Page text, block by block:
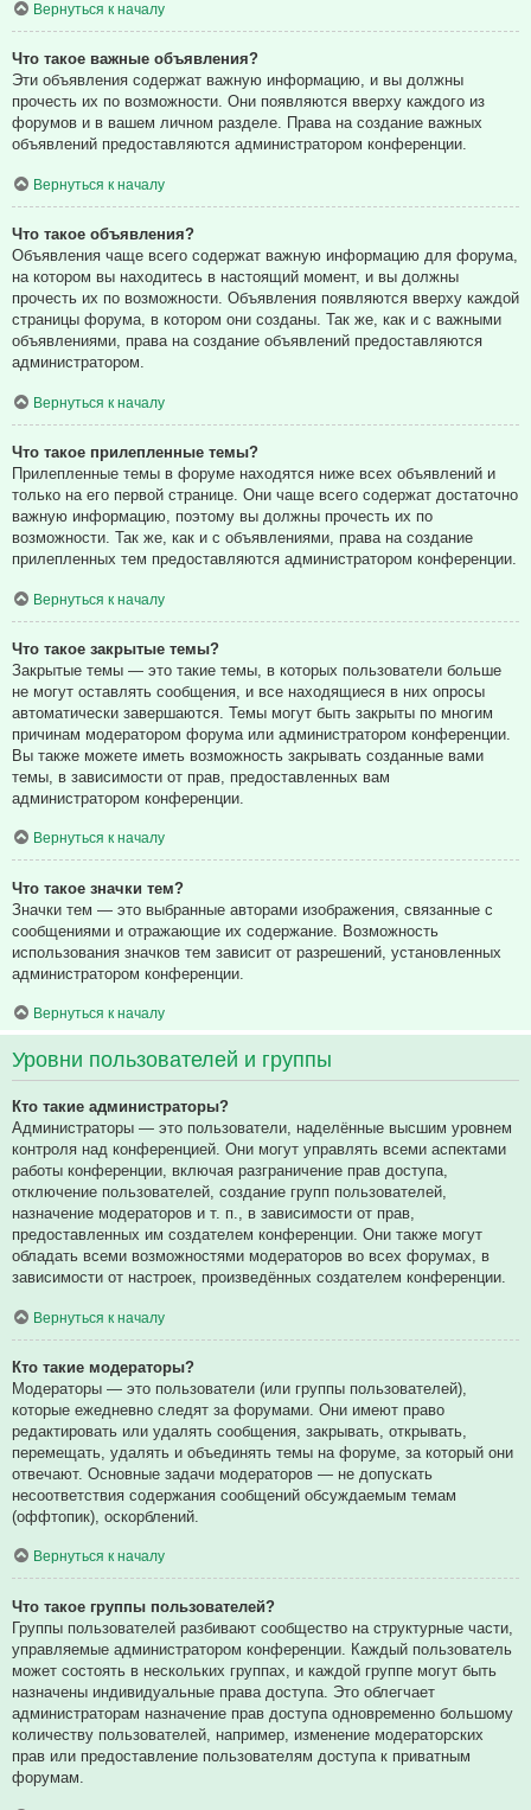
Вернуться к началу
Что такое важные объявления?
Эти объявления содержат важную информацию, и вы должны
прочесть их по возможности. Они появляются вверху каждого из
форумов и в вашем личном разделе. Права на создание важных
объявлений предоставляются администратором конференции.
Вернуться к началу
Что такое объявления?
Объявления чаще всего содержат важную информацию для форума,
на котором вы находитесь в настоящий момент, и вы должны
прочесть их по возможности. Объявления появляются вверху каждой
страницы форума, в котором они созданы. Так же, как и с важными
объявлениями, права на создание объявлений предоставляются
администратором.
Вернуться к началу
Что такое прилепленные темы?
Прилепленные темы в форуме находятся ниже всех объявлений и
только на его первой странице. Они чаще всего содержат достаточно
важную информацию, поэтому вы должны прочесть их по
возможности. Так же, как и с объявлениями, права на создание
прилепленных тем предоставляются администратором конференции.
Вернуться к началу
Что такое закрытые темы?
Закрытые темы — это такие темы, в которых пользователи больше
не могут оставлять сообщения, и все находящиеся в них опросы
автоматически завершаются. Темы могут быть закрыты по многим
причинам модератором форума или администратором конференции.
Вы также можете иметь возможность закрывать созданные вами
темы, в зависимости от прав, предоставленных вам
администратором конференции.
Вернуться к началу
Что такое значки тем?
Значки тем — это выбранные авторами изображения, связанные с
сообщениями и отражающие их содержание. Возможность
использования значков тем зависит от разрешений, установленных
администратором конференции.
Вернуться к началу
Уровни пользователей и группы
Кто такие администраторы?
Администраторы — это пользователи, наделённые высшим уровнем
контроля над конференцией. Они могут управлять всеми аспектами
работы конференции, включая разграничение прав доступа,
отключение пользователей, создание групп пользователей,
назначение модераторов и т. п., в зависимости от прав,
предоставленных им создателем конференции. Они также могут
обладать всеми возможностями модераторов во всех форумах, в
зависимости от настроек, произведённых создателем конференции.
Вернуться к началу
Кто такие модераторы?
Модераторы — это пользователи (или группы пользователей),
которые ежедневно следят за форумами. Они имеют право
редактировать или удалять сообщения, закрывать, открывать,
перемещать, удалять и объединять темы на форуме, за который они
отвечают. Основные задачи модераторов — не допускать
несоответствия содержания сообщений обсуждаемым темам
(оффтопик), оскорблений.
Вернуться к началу
Что такое группы пользователей?
Группы пользователей разбивают сообщество на структурные части,
управляемые администратором конференции. Каждый пользователь
может состоять в нескольких группах, и каждой группе могут быть
назначены индивидуальные права доступа. Это облегчает
администраторам назначение прав доступа одновременно большому
количеству пользователей, например, изменение модераторских
прав или предоставление пользователям доступа к приватным
форумам.